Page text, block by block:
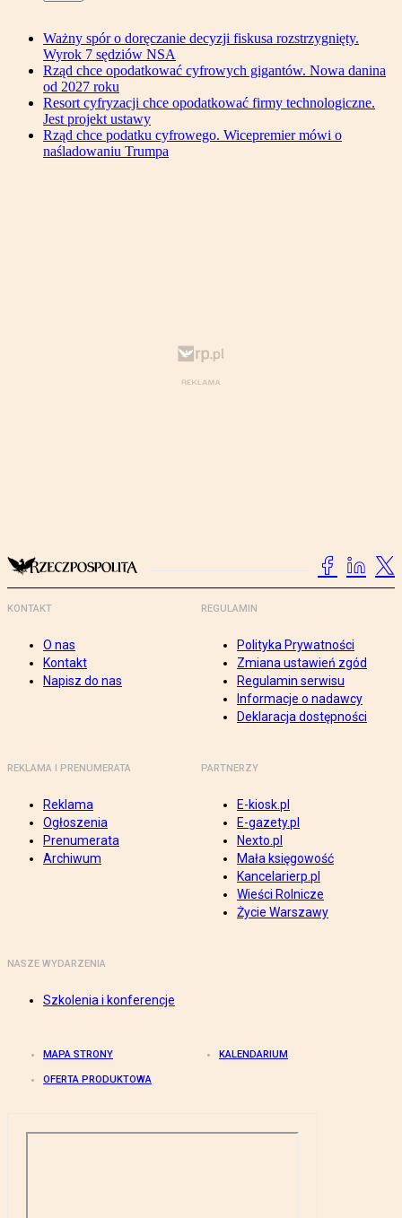
Ważny spór o doręczanie decyzji fiskusa rozstrzygnięty.
Wyrok 7 sędziów NSA
Rząd chce opodatkować cyfrowych gigantów. Nowa danina
od 2027 roku
Resort cyfryzacji chce opodatkować firmy technologiczne.
Jest projekt ustawy
Rząd chce podatku cyfrowego. Wicepremier mówi o
naśladowaniu Trumpa
KONTAKT
O nas
Kontakt
Napisz do nas
REGULAMIN
Polityka Prywatności
Zmiana ustawień zgód
Regulamin serwisu
Informacje o nadawcy
Deklaracja dostępności
REKLAMA I PRENUMERATA
Reklama
Ogłoszenia
Prenumerata
Archiwum
PARTNERZY
E-kiosk.pl
E-gazety.pl
Nexto.pl
Mała księgowość
Kancelarierp.pl
Wieści Rolnicze
Życie Warszawy
NASZE WYDARZENIA
Szkolenia i konferencje
MAPA STRONY KALENDARIUM
OFERTA PRODUKTOWA